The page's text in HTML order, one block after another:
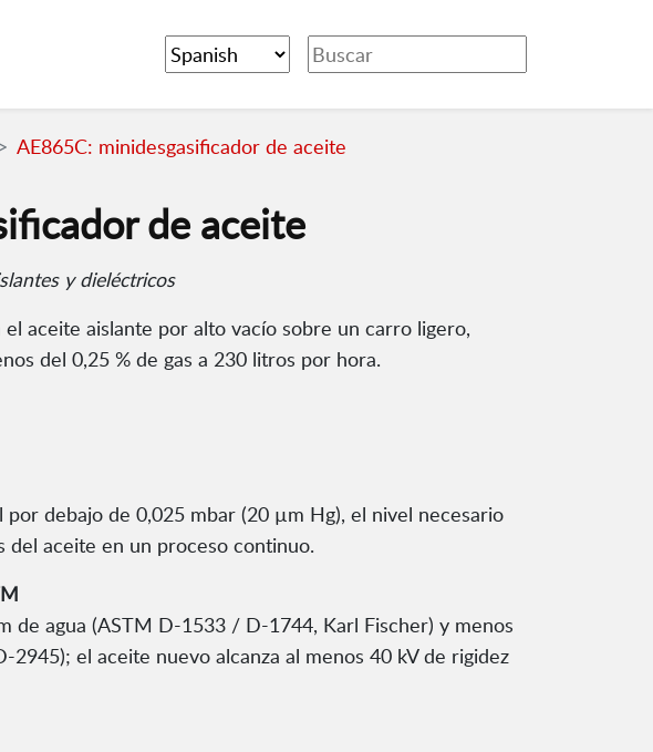
AE865C: minidesgasificador de aceite
de aceite
y dieléctricos
aceite aislante por alto vacío sobre un carro ligero,
del 0,25 % de gas a 230 litros por hora.
por debajo de 0,025 mbar (20 µm Hg), el nivel necesario
del aceite en un proceso continuo.
de agua (ASTM D-1533 / D-1744, Karl Fischer) y menos
el aceite nuevo alcanza al menos 40 kV de rigidez